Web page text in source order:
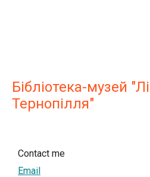
Бібліотека-музей
Тернопілля"
Contact me
Email